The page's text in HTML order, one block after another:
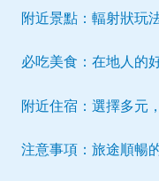
附近景點：輻射狀玩
必吃美食：在地人的
附近住宿：選擇多元
注意事項：旅途順暢